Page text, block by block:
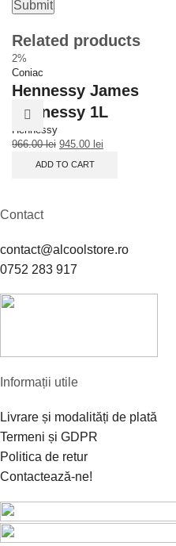
Related products
2%
Coniac
Hennessy James
Hennessy 1L
Hennessy
966.00lei 945.00 lei
ADD TO CART
Contact
contact@alcoolstore.ro
0752 283 917
Informații utile
Livrare și modalități de plată
Termeni și GDPR
Politica de retur
Contactează-ne!